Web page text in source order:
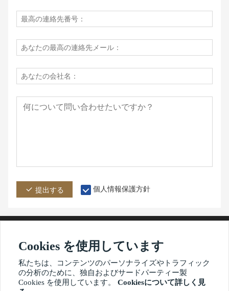
提出する 個人情報保護方針
アドレス メール 電話
Cookies を使用しています
私たちは、コンテンツのパーソナライズやトラフィック
の分析のために、独自およびサードパーティー製
Cookies を使用しています。 Cookiesについて詳しく見